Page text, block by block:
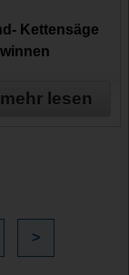
Kettensäge
mehr lesen
>